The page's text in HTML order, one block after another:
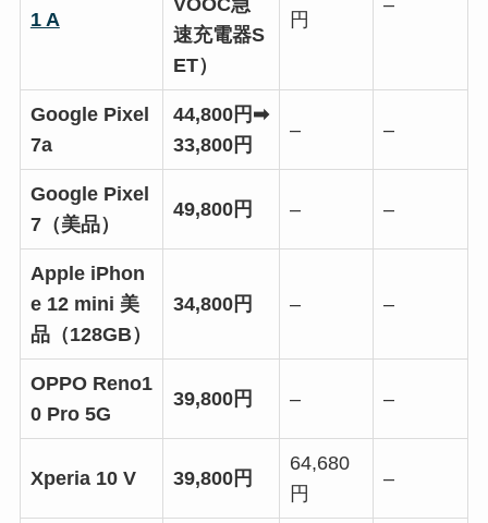
1 A
速充電器S
ET）
円
Google Pixel
7a
44,800円➡
33,800円
– –
Google Pixel
7（美品）
49,800円 – –
Apple iPhon
e 12 mini 美
品（128GB）
34,800円 – –
OPPO Reno1
0 Pro 5G
39,800円 – –
Xperia 10 V 39,800円
64,680
円
–